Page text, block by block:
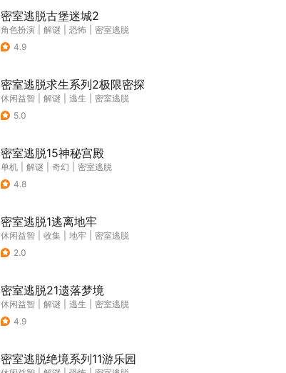
密室逃脱古堡迷城2
角色扮演 解谜 恐怖
密室逃脱
4.9
密室逃脱求生系列2极限密探
休闲益智 解谜 逃生
密室逃脱
5.0
密室逃脱15神秘宫殿
单机 解谜 奇幻
密室逃脱
4.8
密室逃脱1逃离地牢
休闲益智 收集 地牢
密室逃脱
2.0
密室逃脱21遗落梦境
休闲益智 解谜 逃生
密室逃脱
4.9
密室逃脱绝境系列11游乐园